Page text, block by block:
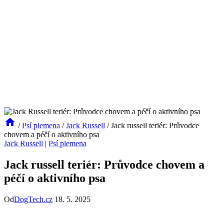
/ Psí plemena / Jack Russell / Jack russell teriér: Průvodce
chovem a péčí o aktivního psa
Jack Russell | Psí plemena
Jack russell teriér: Průvodce chovem a
péčí o aktivního psa
OdDogTech.cz 18. 5. 2025